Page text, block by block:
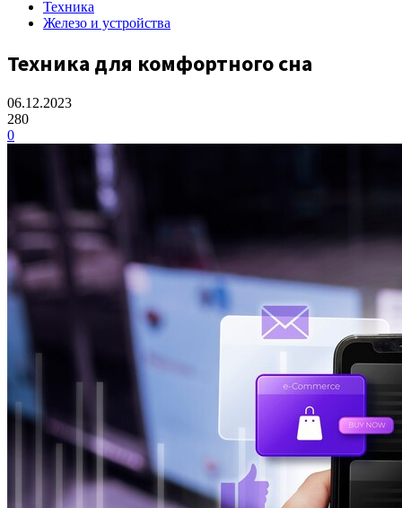
Техника
Железо и устройства
Техника для комфортного сна
06.12.2023
280
0